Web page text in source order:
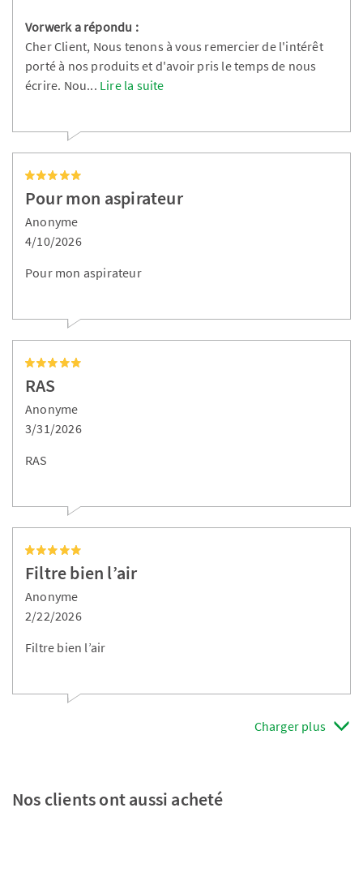
Vorwerk a répondu :
Cher Client, Nous tenons à vous remercier de l'intérêt
porté à nos produits et d'avoir pris le temps de nous
écrire. Nou... Lire la suite
Pour mon aspirateur
Anonyme
4/10/2026
Pour mon aspirateur
RAS
Anonyme
3/31/2026
RAS
Filtre bien l’air
Anonyme
2/22/2026
Filtre bien l’air
Charger plus
Nos clients ont aussi acheté